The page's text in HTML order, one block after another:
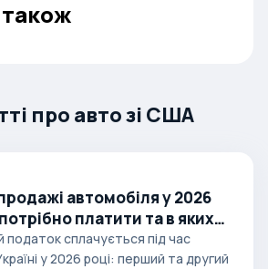
про авто зі США
автомобіля у 2026
платити та в яких
сплачується під час
у 2026 році: перший та другий